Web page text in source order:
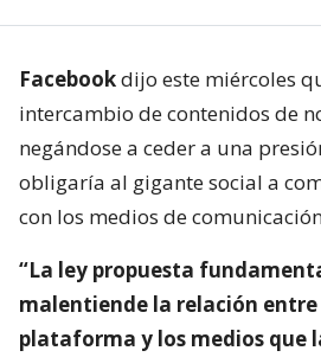
Facebookdijo este miércoles
intercambio de contenidos de
negándose a ceder a una
obligaría al gigante social a
con los medios de
“La ley propuesta
malentiende la relación
plataforma y los medios que